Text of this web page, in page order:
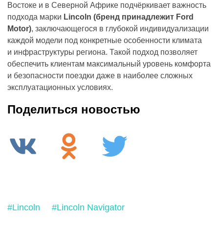
Востоке и в Северной Африке подчёркивает важность
подхода марки Lincoln (бренд принадлежит Ford
Motor), заключающегося в глубокой индивидуализации
каждой модели под конкретные особенности климата
и инфраструктуры региона. Такой подход позволяет
обеспечить клиентам максимальный уровень комфорта
и безопасности поездки даже в наиболее сложных
эксплуатационных условиях.
Поделиться новостью
#Lincoln #Lincoln Navigator